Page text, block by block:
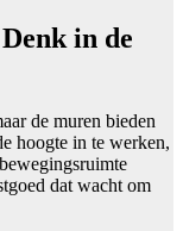
in de
de muren bieden
hoogte in te werken,
dat wacht om